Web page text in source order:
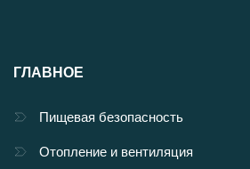
ГЛАВНОЕ
Пищевая безопасность
Отопление и вентиляция